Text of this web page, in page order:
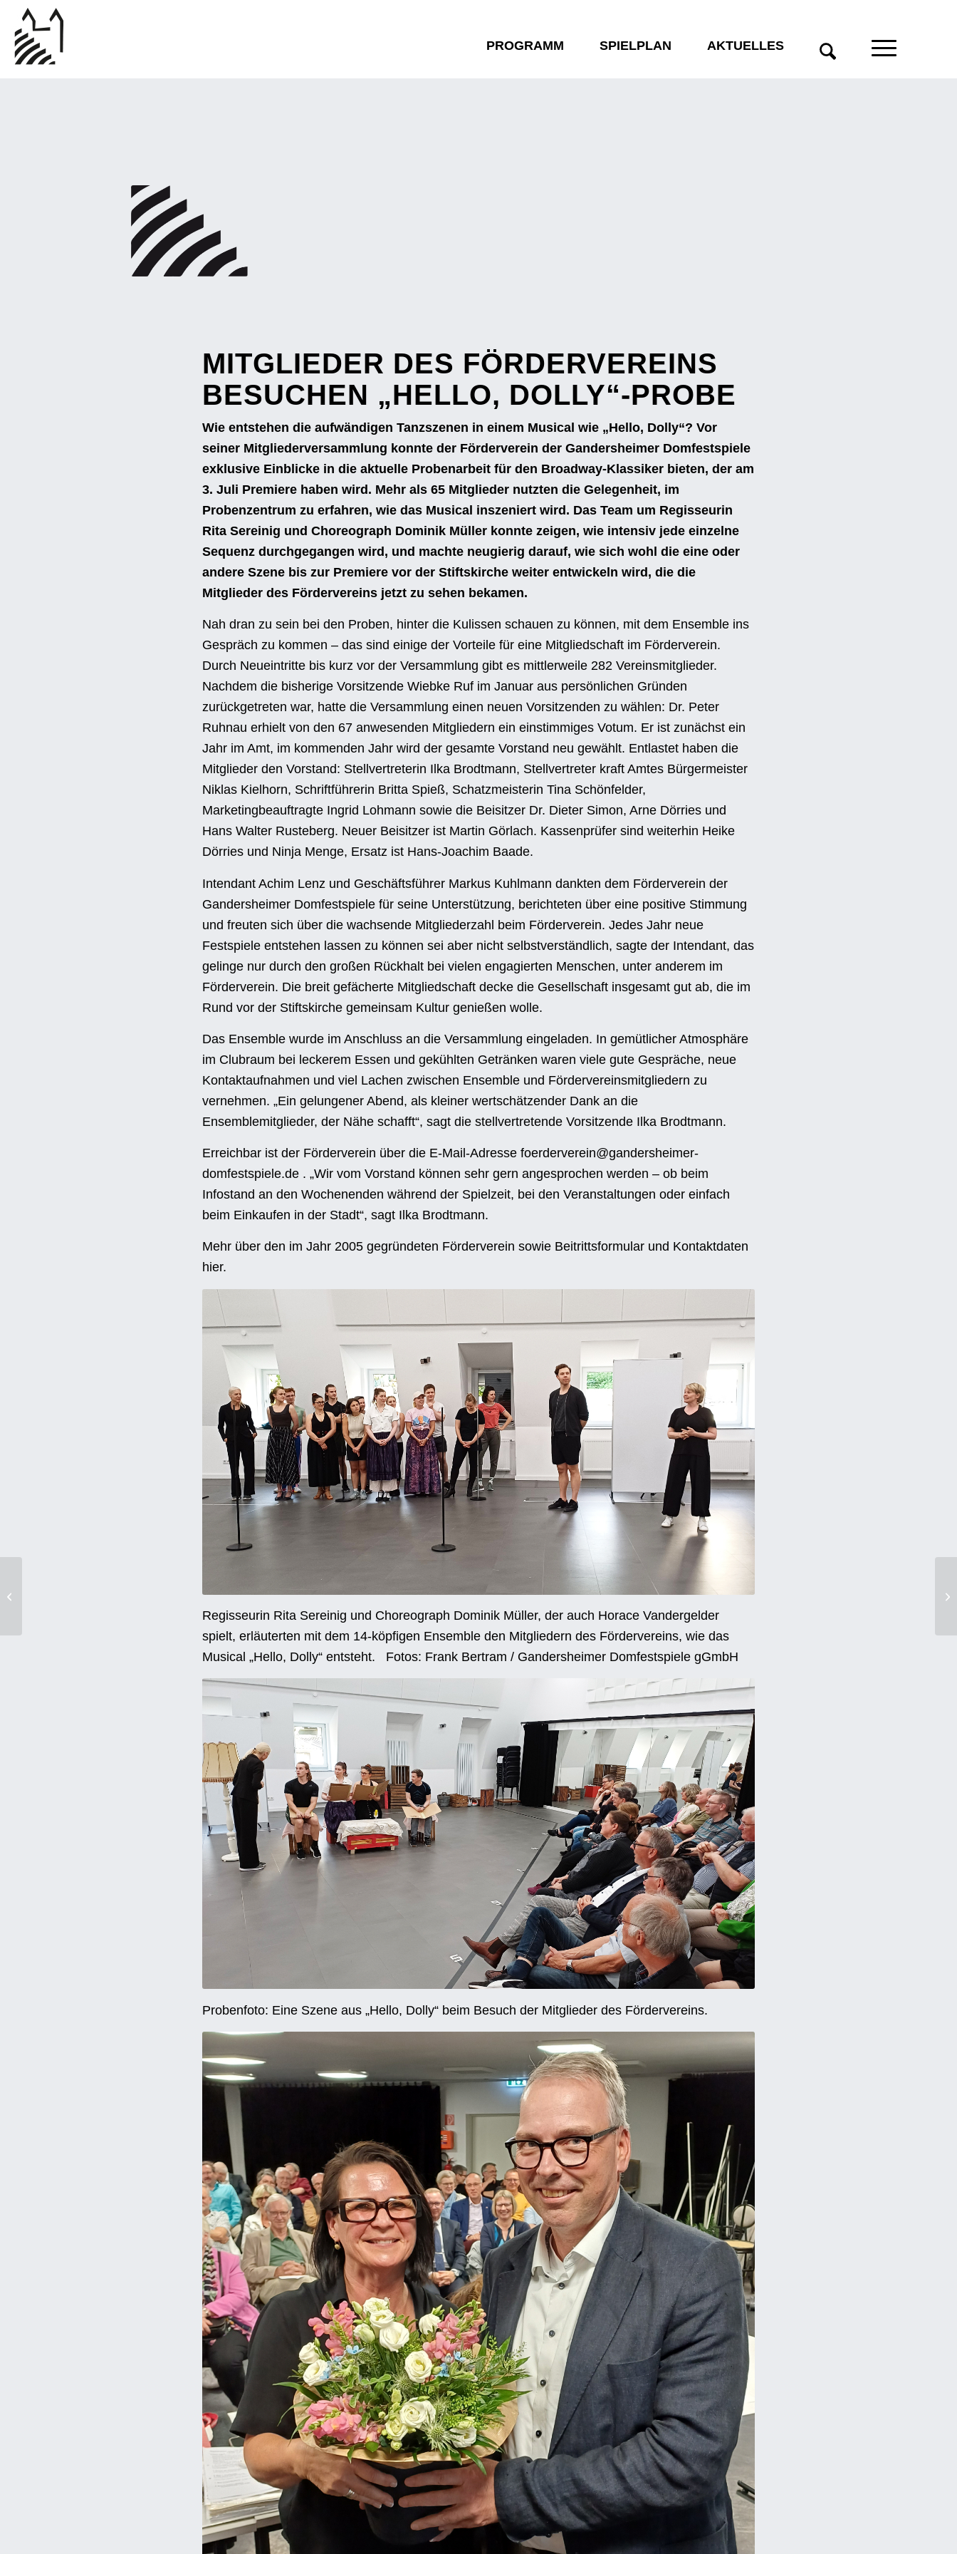
PROGRAMM SPIELPLAN AKTUELLES
MITGLIEDER DES FÖRDERVEREINS
BESUCHEN „HELLO, DOLLY“-PROBE
Wie entstehen die aufwändigen Tanzszenen in einem Musical wie „Hello, Dolly“? Vor
seiner Mitgliederversammlung konnte der Förderverein der Gandersheimer Domfestspiele
exklusive Einblicke in die aktuelle Probenarbeit für den Broadway-Klassiker bieten, der am
3. Juli Premiere haben wird. Mehr als 65 Mitglieder nutzten die Gelegenheit, im
Probenzentrum zu erfahren, wie das Musical inszeniert wird. Das Team um Regisseurin
Rita Sereinig und Choreograph Dominik Müller konnte zeigen, wie intensiv jede einzelne
Sequenz durchgegangen wird, und machte neugierig darauf, wie sich wohl die eine oder
andere Szene bis zur Premiere vor der Stiftskirche weiter entwickeln wird, die die
Mitglieder des Fördervereins jetzt zu sehen bekamen.
Nah dran zu sein bei den Proben, hinter die Kulissen schauen zu können, mit dem Ensemble ins
Gespräch zu kommen – das sind einige der Vorteile für eine Mitgliedschaft im Förderverein.
Durch Neueintritte bis kurz vor der Versammlung gibt es mittlerweile 282 Vereinsmitglieder.
Nachdem die bisherige Vorsitzende Wiebke Ruf im Januar aus persönlichen Gründen
zurückgetreten war, hatte die Versammlung einen neuen Vorsitzenden zu wählen: Dr. Peter
Ruhnau erhielt von den 67 anwesenden Mitgliedern ein einstimmiges Votum. Er ist zunächst ein
Jahr im Amt, im kommenden Jahr wird der gesamte Vorstand neu gewählt. Entlastet haben die
Mitglieder den Vorstand: Stellvertreterin Ilka Brodtmann, Stellvertreter kraft Amtes Bürgermeister
Niklas Kielhorn, Schriftführerin Britta Spieß, Schatzmeisterin Tina Schönfelder,
Marketingbeauftragte Ingrid Lohmann sowie die Beisitzer Dr. Dieter Simon, Arne Dörries und
Hans Walter Rusteberg. Neuer Beisitzer ist Martin Görlach. Kassenprüfer sind weiterhin Heike
Dörries und Ninja Menge, Ersatz ist Hans-Joachim Baade.
Intendant Achim Lenz und Geschäftsführer Markus Kuhlmann dankten dem Förderverein der
Gandersheimer Domfestspiele für seine Unterstützung, berichteten über eine positive Stimmung
und freuten sich über die wachsende Mitgliederzahl beim Förderverein. Jedes Jahr neue
Festspiele entstehen lassen zu können sei aber nicht selbstverständlich, sagte der Intendant, das
gelinge nur durch den großen Rückhalt bei vielen engagierten Menschen, unter anderem im
Förderverein. Die breit gefächerte Mitgliedschaft decke die Gesellschaft insgesamt gut ab, die im
Rund vor der Stiftskirche gemeinsam Kultur genießen wolle.
Das Ensemble wurde im Anschluss an die Versammlung eingeladen. In gemütlicher Atmosphäre
im Clubraum bei leckerem Essen und gekühlten Getränken waren viele gute Gespräche, neue
Kontaktaufnahmen und viel Lachen zwischen Ensemble und Fördervereinsmitgliedern zu
vernehmen. „Ein gelungener Abend, als kleiner wertschätzender Dank an die
Ensemblemitglieder, der Nähe schafft“, sagt die stellvertretende Vorsitzende Ilka Brodtmann.
Erreichbar ist der Förderverein über die E-Mail-Adressefoerderverein@gandersheimer-
domfestspiele.de . „Wir vom Vorstand können sehr gern angesprochen werden – ob beim
Infostand an den Wochenenden während der Spielzeit, bei den Veranstaltungen oder einfach
beim Einkaufen in der Stadt“, sagt Ilka Brodtmann.
Mehr über den im Jahr 2005 gegründeten Förderverein sowie Beitrittsformular und Kontaktdaten
hier.
Regisseurin Rita Sereinig und Choreograph Dominik Müller, der auch Horace Vandergelder
spielt, erläuterten mit dem 14-köpfigen Ensemble den Mitgliedern des Fördervereins, wie das
Musical „Hello, Dolly“ entsteht. Fotos: Frank Bertram / Gandersheimer Domfestspiele gGmbH
Probenfoto: Eine Szene aus „Hello, Dolly“ beim Besuch der Mitglieder des Fördervereins.
KONTAKT
Gandersheimer Domfestspiele
Telefon: 05382 95533-00 (Zentrale)
37581 Bad Gandersheim
Service- und Öffnungszeiten
Kartenzentrale finden Sie hier
SERVICE
Cookie-Richtlinie (EU)
PRIVATE FÖRDERER
ÖFFENTLICHE FÖRDERER